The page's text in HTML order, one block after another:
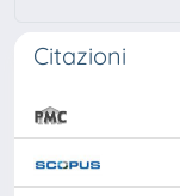
Citazioni